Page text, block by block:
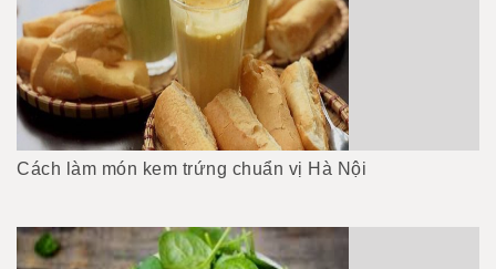
Cách làm món kem trứng chuẩn vị Hà Nội